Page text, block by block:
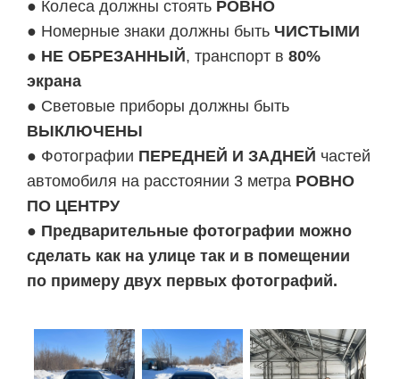
● Колеса должны стоять РОВНО
● Номерные знаки должны быть ЧИСТЫМИ
● НЕ ОБРЕЗАННЫЙ, транспорт в 80%
экрана
● Световые приборы должны быть
ВЫКЛЮЧЕНЫ
● Фотографии ПЕРЕДНЕЙ И ЗАДНЕЙ частей
автомобиля на расстоянии 3 метра РОВНО
ПО ЦЕНТРУ
● Предварительные фотографии можно
сделать как на улице так и в помещении
по примеру двух первых фотографий.